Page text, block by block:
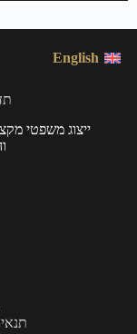
English
ייצוג משפטי